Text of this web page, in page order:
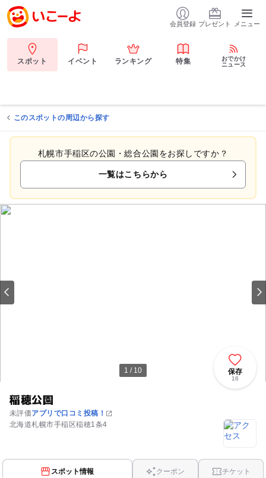
会員登録 プレゼント メニュー
スポット イベント ランキング 特集
おでかけ
ニュース
このスポットの周辺から探す
札幌市手稲区の公園・総合公園をお探しですか？
一覧はこちらから
1 / 10
稲穂公園
未評価アプリで口コミ投稿！
北海道札幌市手稲区稲穂1条4
保存
16
スポット情報 クーポン チケット